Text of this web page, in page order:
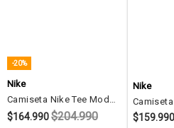
-20%
Nike
Camiseta Nike Tee Modern-Negro
$164.990$204.990
Nike
$159.990